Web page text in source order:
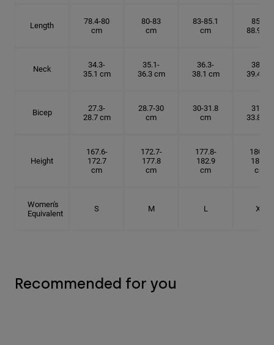
Length
78.4-80
cm
80-83
cm
83-85.1
cm
85.1-
88.9 cm
Neck
34.3-
35.1 cm
35.1-
36.3 cm
36.3-
38.1 cm
38.1-
39.4 cm
Bicep
27.3-
28.7 cm
28.7-30
cm
30-31.8
cm
31.8-
33.8 cm
Height
167.6-
172.7
cm
172.7-
177.8
cm
177.8-
182.9
cm
180.3-
185.5
cm
Women's
Equivalent
S M L XL
Recommended for you